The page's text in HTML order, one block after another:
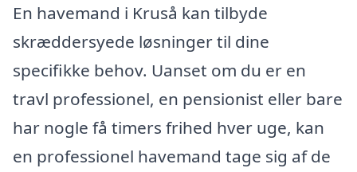
En havemand i Kruså kan tilbyde
skræddersyede løsninger til dine
specifikke behov. Uanset om du er en
travl professionel, en pensionist eller bare
har nogle få timers frihed hver uge, kan
en professionel havemand tage sig af de